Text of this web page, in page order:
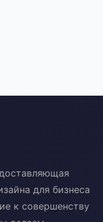
для бизнеса
к совершенству